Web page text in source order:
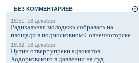
БЕЗ КОМMЕНТАРИЕВ
18:51, 16 декабря
Радикальная молодежь собралась на
площади в подмосковном Солнечногорске
18:32, 16 декабря
Путин отверг упреки адвокатов
Ходорковского в давлении на суд